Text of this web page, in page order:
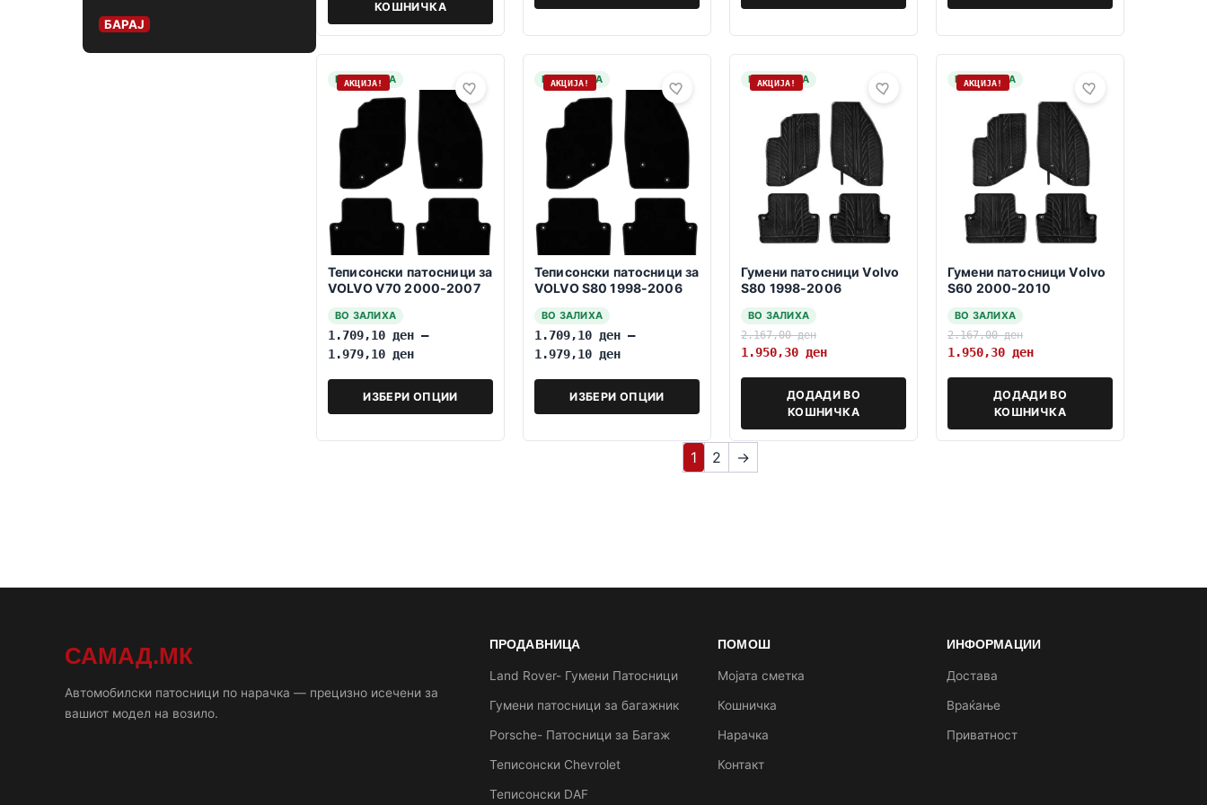
БАРАЈ
КОШНИЧКА
НА ЗАЛИХА
АКЦИЈА!
Теписонски патосници за
VOLVO V70 2000-2007
ВО ЗАЛИХА
1.709,10 ден –
1.979,10 ден
ИЗБЕРИ ОПЦИИ
НА ЗАЛИХА
АКЦИЈА!
Теписонски патосници за
VOLVO S80 1998-2006
ВО ЗАЛИХА
1.709,10 ден –
1.979,10 ден
ИЗБЕРИ ОПЦИИ
НА ЗАЛИХА
АКЦИЈА!
Гумени патосници Volvo
S80 1998-2006
ВО ЗАЛИХА
2.167,00ден
1.950,30 ден
ДОДАДИ ВО
КОШНИЧКА
НА ЗАЛИХА
АКЦИЈА!
Гумени патосници Volvo
S60 2000-2010
ВО ЗАЛИХА
2.167,00ден
1.950,30 ден
ДОДАДИ ВО
КОШНИЧКА
1 2 →
САМАД.МК
Автомобилски патосници по нарачка — прецизно исечени за
вашиот модел на возило.
ПРОДАВНИЦА
Land Rover- Гумени Патосници
Гумени патосници за багажник
Porsche- Патосници за Багаж
Теписонски Chevrolet
Теписонски DAF
ПОМОШ
Мојата сметка
Кошничка
Нарачка
Контакт
ИНФОРМАЦИИ
Достава
Враќање
Приватност